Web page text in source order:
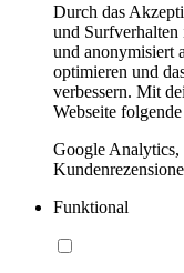
Durch das
und Surfverhalten
und anonymisiert
optimieren und
verbessern. Mit
Webseite
Google
Funktional